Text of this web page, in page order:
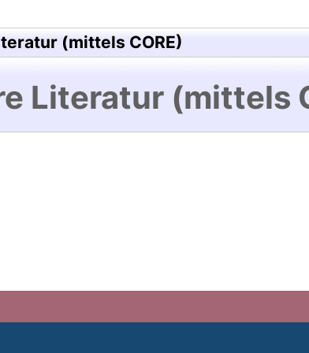
(mittels CORE)
Literatur (mittels